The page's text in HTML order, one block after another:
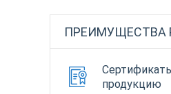
ПРЕИМУЩЕСТВА
продукцию